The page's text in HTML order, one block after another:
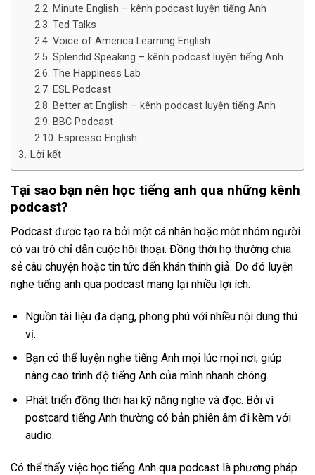
Minute English – kênh podcast luyện tiếng Anh
Ted Talks
Voice of America Learning English
Splendid Speaking – kênh podcast luyện tiếng Anh
The Happiness Lab
ESL Podcast
Better at English – kênh podcast luyện tiếng Anh
BBC Podcast
Espresso English
Lời kết
Tại sao bạn nên học tiếng anh qua những kênh
podcast?
Podcast được tạo ra bởi một cá nhân hoặc một nhóm người
có vai trò chỉ dẫn cuộc hội thoại. Đồng thời họ thường chia
sẻ câu chuyện hoặc tin tức đến khán thính giả. Do đó luyện
nghe tiếng anh qua podcast mang lại nhiều lợi ích:
Nguồn tài liệu đa dạng, phong phú với nhiều nội dung thú
vị.
Bạn có thể luyện nghe tiếng Anh mọi lúc mọi nơi, giúp
nâng cao trình độ tiếng Anh của mình nhanh chóng.
Phát triển đồng thời hai kỹ năng nghe và đọc. Bởi vì
postcard tiếng Anh thường có bản phiên âm đi kèm với
audio.
Có thể thấy việc học tiếng Anh qua podcast là phương pháp